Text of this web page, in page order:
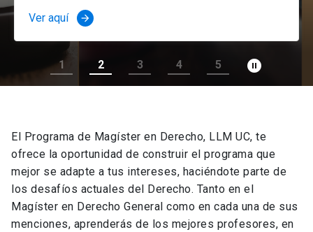
Ver aquí arrow_forward
1 2 3 4 5 pause_circle_filled
El Programa de Magíster en Derecho, LLM UC, te
ofrece la oportunidad de construir el programa que
mejor se adapte a tus intereses, haciéndote parte de
los desafíos actuales del Derecho. Tanto en el
Magíster en Derecho General como en cada una de sus
menciones, aprenderás de los mejores profesores, en